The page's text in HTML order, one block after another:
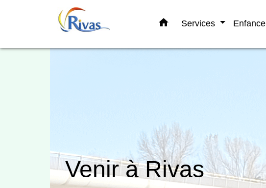
home Services Enfance
Venir à Rivas